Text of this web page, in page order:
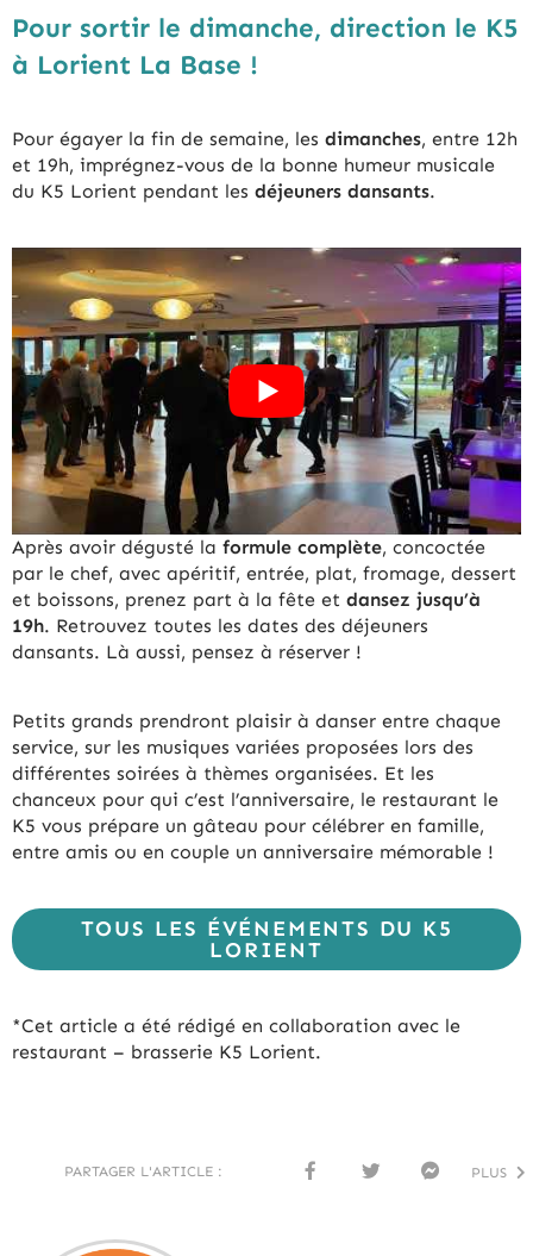
Pour sortir le dimanche, direction le K5
à Lorient La Base !
Pour égayer la fin de semaine, les dimanches, entre 12h
et 19h, imprégnez-vous de la bonne humeur musicale
du K5 Lorient pendant les déjeuners dansants.
Après avoir dégusté la formule complète, concoctée
par le chef, avec apéritif, entrée, plat, fromage, dessert
et boissons, prenez part à la fête et dansez jusqu’à
19h. Retrouvez toutes les dates des déjeuners
dansants. Là aussi, pensez à réserver !
Petits grands prendront plaisir à danser entre chaque
service, sur les musiques variées proposées lors des
différentes soirées à thèmes organisées. Et les
chanceux pour qui c’est l’anniversaire, le restaurant le
K5 vous prépare un gâteau pour célébrer en famille,
entre amis ou en couple un anniversaire mémorable !
TOUS LES ÉVÉNEMENTS DU K5
LORIENT
*Cet article a été rédigé en collaboration avec le
restaurant – brasserie K5 Lorient.
PARTAGER L'ARTICLE :
PLUS